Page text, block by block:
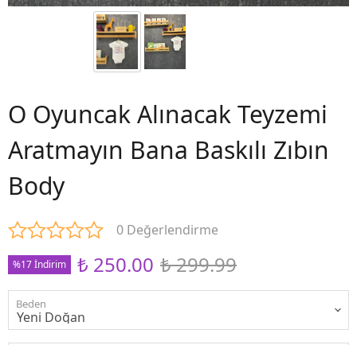
O Oyuncak Alınacak Teyzemi
Aratmayın Bana Baskılı Zıbın
Body
0 Değerlendirme
%17 İndirim ₺ 250.00 ₺ 299.99
Beden